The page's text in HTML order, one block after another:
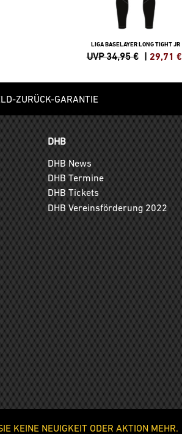
LIGA BASELAYER LONG TIGHT JR
UVP 34,95 € | 29,71 €
ZURÜCK-GARANTIE
DHB
DHB News
DHB Termine
DHB Tickets
DHB Vereinsförderung 2022
KEINE NEUIGKEIT ODER AKTION MEHR.